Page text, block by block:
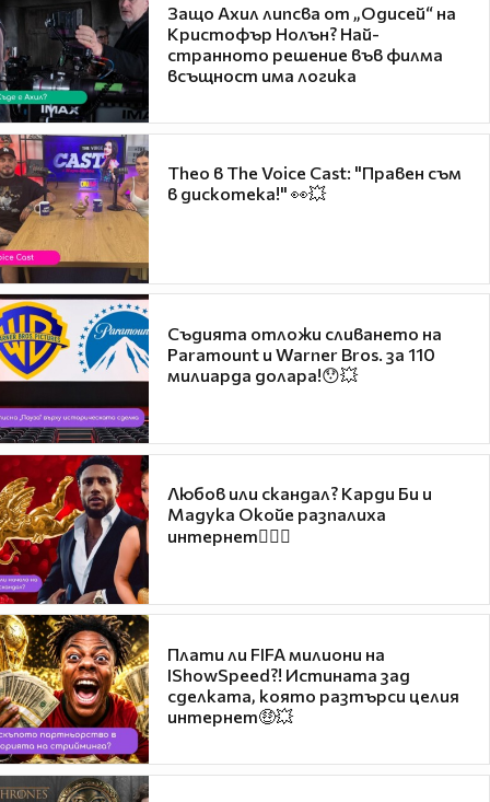
Защо Ахил липсва от „Одисей“ на
Кристофър Нолън? Най-
странното решение във филма
всъщност има логика
Theo в The Voice Cast: "Правен съм
в дискотека!" 👀💥
Съдията отложи сливането на
Paramount и Warner Bros. за 110
милиарда долара!😯💥
Любов или скандал? Карди Би и
Мадука Окойе разпалиха
интернет❤️‍🔥🔥
Плати ли FIFA милиони на
IShowSpeed?! Истината зад
сделката, която разтърси целия
интернет🤑💥